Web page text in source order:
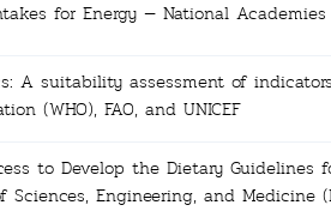
for Energy — National
A suitability assessment of
(WHO), FAO, and UNICEF
to Develop the Dietary Guidelines
Engineering, and Medicine